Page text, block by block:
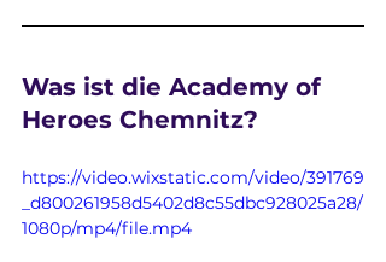
Was ist die Academy of
Heroes Chemnitz?
https://video.wixstatic.com/video/391769
_d800261958d5402d8c55dbc928025a28/
1080p/mp4/file.mp4